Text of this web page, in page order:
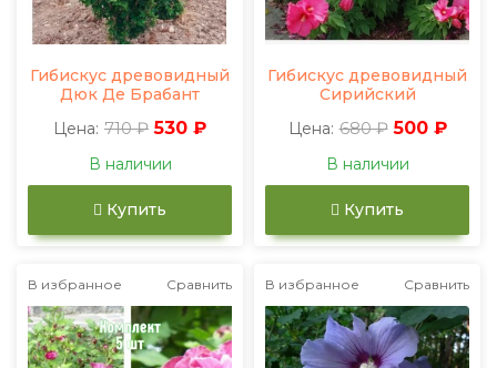
Гибискус древовидный
Дюк Де Брабант
Цена: 710 ₽ 530 ₽
В наличии
Купить
Гибискус древовидный
Сирийский
Цена: 680 ₽ 500 ₽
В наличии
Купить
В избранное Сравнить В избранное Сравнить